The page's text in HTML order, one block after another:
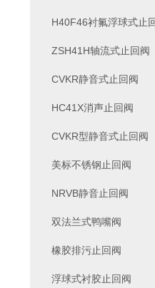
H40F46衬氟浮球式止
ZSH41H轴流式止回阀
CVKR静音式止回阀
HC41X消声止回阀
CVKR型静音式止回阀
美标不锈钢止回阀
NRVB静音止回阀
双法兰式鸭嘴阀
橡胶排污止回阀
浮球式衬胶止回阀